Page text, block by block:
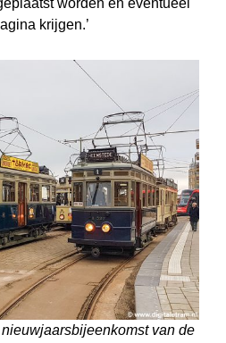
worden en eventueel
krijgen.’
van de